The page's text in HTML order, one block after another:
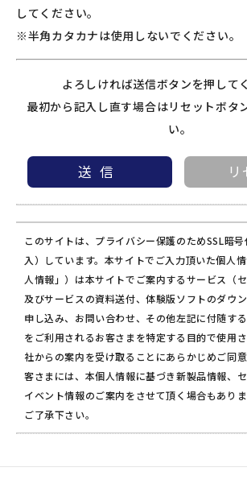
してください。
※半角カタカナは使用しないでください。
よろしければ送信ボタンを押して
最初から記入し直す場合はリセットボタ
い。
このサイトは、プライバシー保護のためSSL暗
入）しています。本サイトでご入力頂いた個人
人情報」）は本サイトでご案内するサービス（
及びサービスの資料送付、体験版ソフトのダウ
申し込み、お問い合わせ、その他左記に付随する
をご利用されるお客さまを特定する目的で使用
社からの案内を受け取ることにあらかじめご同
客さまには、本個人情報に基づき新製品情報、
イベント情報のご案内をさせて頂く場合もあり
ご了承下さい。